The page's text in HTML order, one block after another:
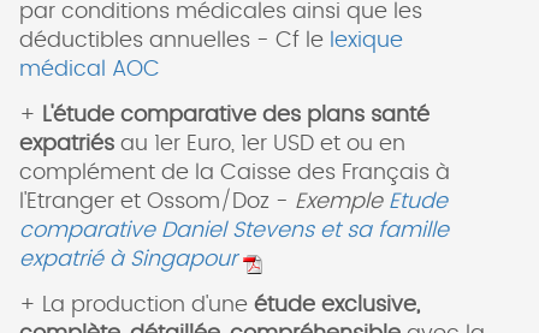
par conditions médicales ainsi que les
déductibles annuelles - Cf le lexique
médical AOC
+ L'étude comparative des plans santé
expatriés au 1er Euro, 1er USD et ou en
complément de la Caisse des Français à
l'Etranger et Ossom/Doz - Exemple Etude
comparative Daniel Stevens et sa famille
expatrié à Singapour
+ La production d'une étude exclusive,